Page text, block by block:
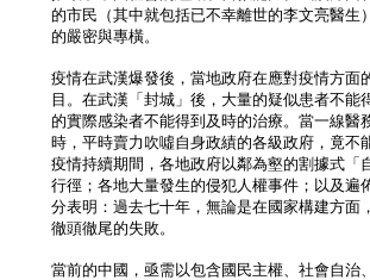
的市民（其中就包括已不幸離世的李文亮醫生
的嚴密與專橫。
疫情在武漢爆發後，當地政府在應對疫情方面
目。在武漢「封城」後，大量的疑似患者不能
的實際感染者不能得到及時的治療。當一線醫
時，平時賣力吹噓自身政績的各級政府，竟不
疫情持續期間，各地政府以鄰為壑的割據式「
行徑；各地大量發生的侵犯人權事件；以及遍
分表明：過去七十年，無論是在國家構建方面
徹頭徹尾的失敗。
當前的中國，亟需以包含國民主權、社會自治